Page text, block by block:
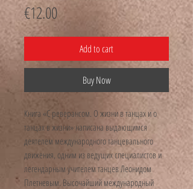
€12.00Price
Add to cart
Buy Now
Книга «С реверансом. О жизни в танцах и о
танцах в жизни» написана выдающимся
деятелем международного танцевального
движения, одним из ведущих специалистов и
легендарным учителем танцев Леонидом
Плетневым. Высочайший международный